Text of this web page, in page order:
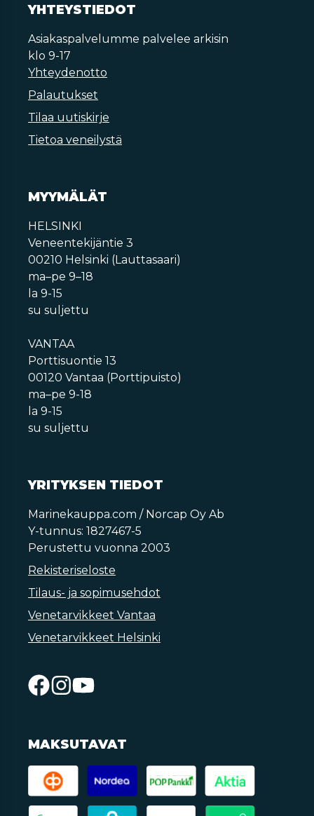
YHTEYSTIEDOT
Asiakaspalvelumme palvelee arkisin
klo 9-17
Yhteydenotto
Palautukset
Tilaa uutiskirje
Tietoa veneilystä
MYYMÄLÄT
HELSINKI
Veneentekijäntie 3
00210 Helsinki (Lauttasaari)
ma–pe 9–18
la 9-15
su suljettu
VANTAA
Porttisuontie 13
00120 Vantaa (Porttipuisto)
ma–pe 9-18
la 9-15
su suljettu
YRITYKSEN TIEDOT
Marinekauppa.com / Norcap Oy Ab
Y-tunnus: 1827467-5
Perustettu vuonna 2003
Rekisteriseloste
Tilaus- ja sopimusehdot
Venetarvikkeet Vantaa
Venetarvikkeet Helsinki
MAKSUTAVAT